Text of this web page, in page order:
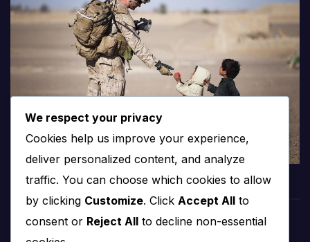
We respect your privacy
Cookies help us improve your experience,
deliver personalized content, and analyze
traffic. You can choose which cookies to allow
by clicking Customize. Click Accept All to
consent or Reject All to decline non-essential